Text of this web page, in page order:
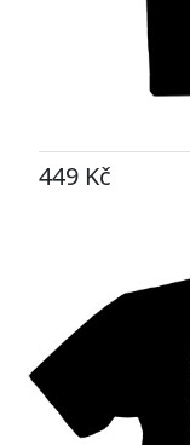
449 Kč